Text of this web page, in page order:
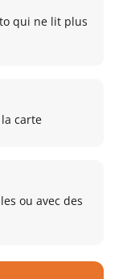
qui ne lit plus
carte
ou avec des